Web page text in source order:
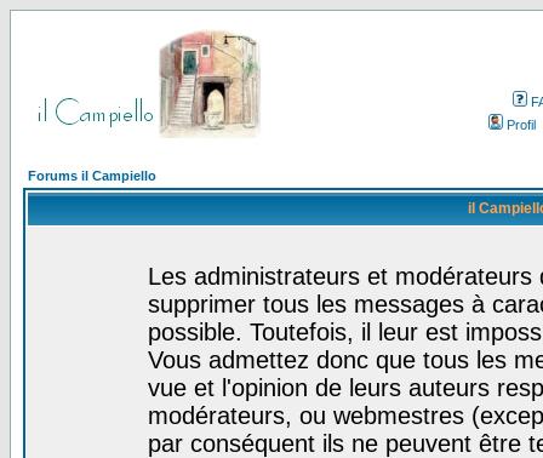
Profil
Forums il Campiello
il
Les administrateurs et
supprimer tous les messages à
possible. Toutefois, il leur est
Vous admettez donc que tous les
vue et l'opinion de leurs auteurs
modérateurs, ou webmestres
par conséquent ils ne peuvent être